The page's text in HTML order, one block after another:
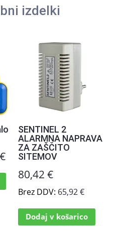
izdelki
€Cenovni
razpon:
od
22,52 €
Ta
različic.
SENTINEL 2
ALARMNA NAPRAVA
ZA ZAŠČITO
SITEMOV
80,42€
Brez DDV: 65,92€
Dodaj v košarico